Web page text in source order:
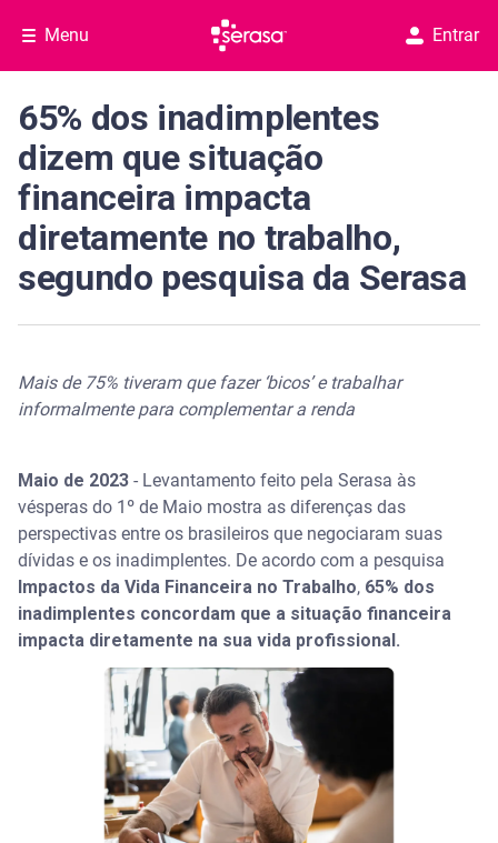
Menu Entrar
65% dos inadimplentes
dizem que situação
financeira impacta
diretamente no trabalho,
segundo pesquisa da Serasa
Mais de 75% tiveram que fazer ‘bicos’ e trabalhar
informalmente para complementar a renda
Maio de 2023 - Levantamento feito pela Serasa às
vésperas do 1º de Maio mostra as diferenças das
perspectivas entre os brasileiros que negociaram suas
dívidas e os inadimplentes. De acordo com a pesquisa
Impactos da Vida Financeira no Trabalho, 65% dos
inadimplentes concordam que a situação financeira
impacta diretamente na sua vida profissional.